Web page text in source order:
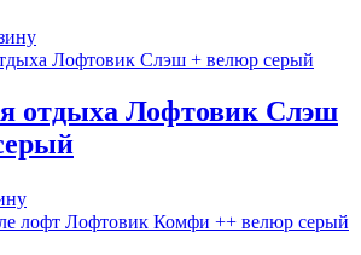
отдыха Лофтовик Слэш